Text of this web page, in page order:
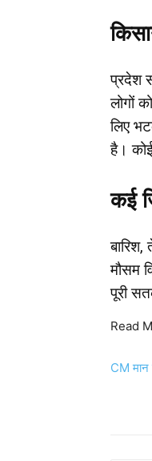
प्रदेश
लोगों
लिए
है।
कई
मौसम
पूरी
Read
CM मान